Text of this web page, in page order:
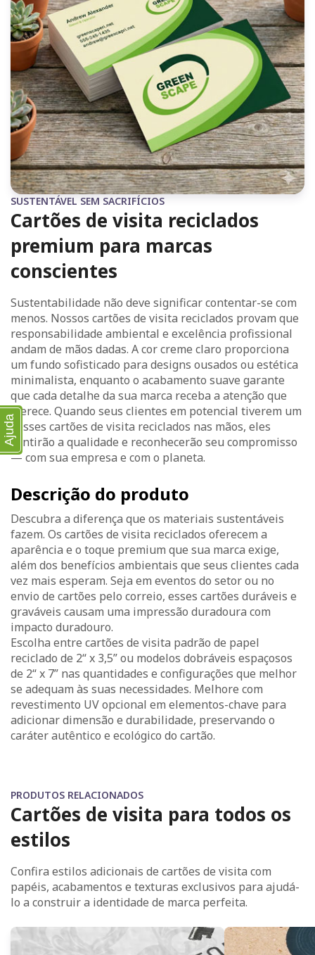
SUSTENTÁVEL SEM SACRIFÍCIOS
Cartões de visita reciclados
premium para marcas
conscientes
Sustentabilidade não deve significar contentar-se com
menos. Nossos cartões de visita reciclados provam que
responsabilidade ambiental e excelência profissional
andam de mãos dadas. A cor creme claro proporciona
um fundo sofisticado para designs ousados ou estética
minimalista, enquanto o acabamento suave garante
que cada detalhe da sua marca receba a atenção que
merece. Quando seus clientes em potencial tiverem um
desses cartões de visita reciclados nas mãos, eles
sentirão a qualidade e reconhecerão seu compromisso
— com sua empresa e com o planeta.
Descrição do produto
Descubra a diferença que os materiais sustentáveis
fazem. Os cartões de visita reciclados oferecem a
aparência e o toque premium que sua marca exige,
além dos benefícios ambientais que seus clientes cada
vez mais esperam. Seja em eventos do setor ou no
envio de cartões pelo correio, esses cartões duráveis e
graváveis causam uma impressão duradoura com
impacto duradouro.
Escolha entre cartões de visita padrão de papel
reciclado de 2“ x 3,5” ou modelos dobráveis espaçosos
de 2“ x 7” nas quantidades e configurações que melhor
se adequam às suas necessidades. Melhore com
revestimento UV opcional em elementos-chave para
adicionar dimensão e durabilidade, preservando o
caráter autêntico e ecológico do cartão.
PRODUTOS RELACIONADOS
Cartões de visita para todos os
estilos
Confira estilos adicionais de cartões de visita com
papéis, acabamentos e texturas exclusivos para ajudá-
lo a construir a identidade de marca perfeita.
Ajuda